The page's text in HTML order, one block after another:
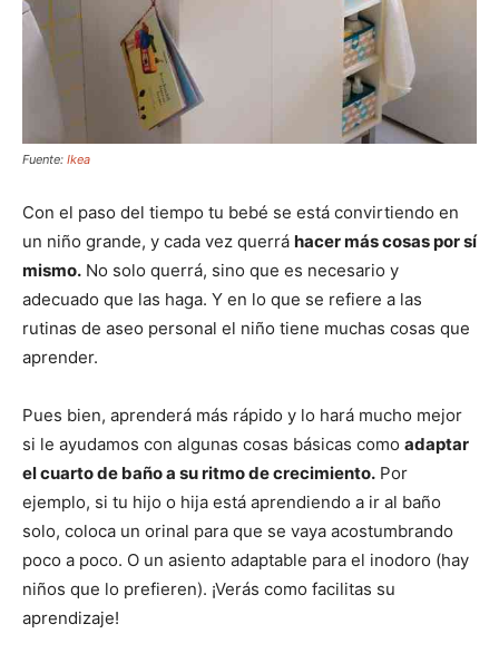
Fuente: Ikea
Con el paso del tiempo tu bebé se está convirtiendo en
un niño grande, y cada vez querrá hacer más cosas por sí
mismo. No solo querrá, sino que es necesario y
adecuado que las haga. Y en lo que se refiere a las
rutinas de aseo personal el niño tiene muchas cosas que
aprender.
Pues bien, aprenderá más rápido y lo hará mucho mejor
si le ayudamos con algunas cosas básicas como adaptar
el cuarto de baño a su ritmo de crecimiento. Por
ejemplo, si tu hijo o hija está aprendiendo a ir al baño
solo, coloca un orinal para que se vaya acostumbrando
poco a poco. O un asiento adaptable para el inodoro (hay
niños que lo prefieren). ¡Verás como facilitas su
aprendizaje!